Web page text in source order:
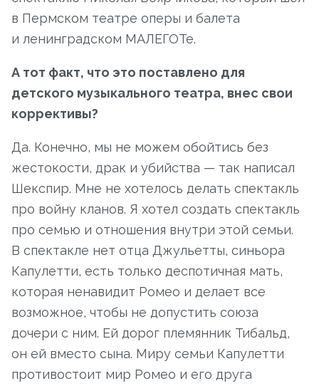
в Пермском театре оперы и балета
и ленинградском МАЛЕГОТе.
А тот факт, что это поставлено для
детского музыкального театра, внес свои
коррективы?
Да. Конечно, мы не можем обойтись без
жестокости, драк и убийства — так написал
Шекспир. Мне не хотелось делать спектакль
про войну кланов. Я хотел создать спектакль
про семью и отношения внутри этой семьи.
В спектакле нет отца Джульетты, синьора
Капулетти, есть только деспотичная мать,
которая ненавидит Ромео и делает все
возможное, чтобы не допустить союза
дочери с ним. Ей дорог племянник Тибальд,
он ей вместо сына. Миру семьи Капулетти
противостоит мир Ромео и его друга